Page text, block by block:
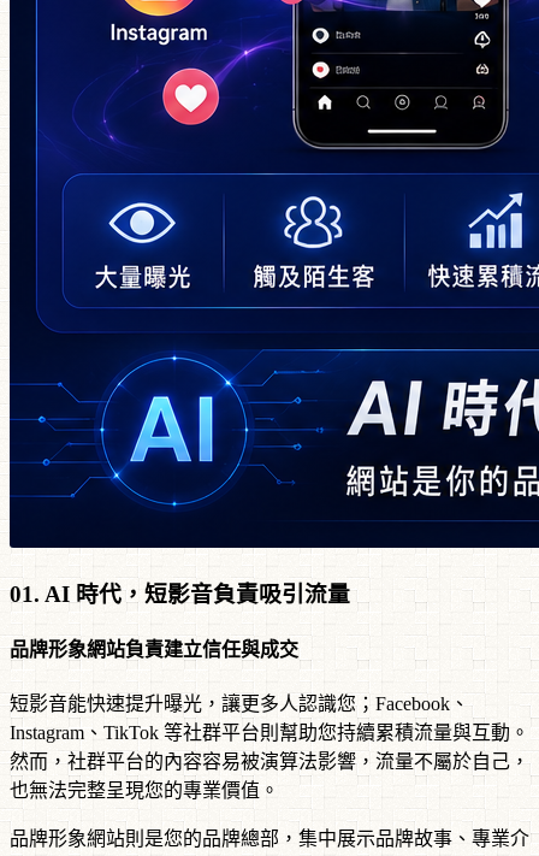
01. AI 時代，短影音負責吸引流量
品牌形象網站負責建立信任與成交
短影音能快速提升曝光，讓更多人認識您；Facebook、
Instagram、TikTok 等社群平台則幫助您持續累積流量與互動。
然而，社群平台的內容容易被演算法影響，流量不屬於自己，
也無法完整呈現您的專業價值。
品牌形象網站則是您的品牌總部，集中展示品牌故事、專業介